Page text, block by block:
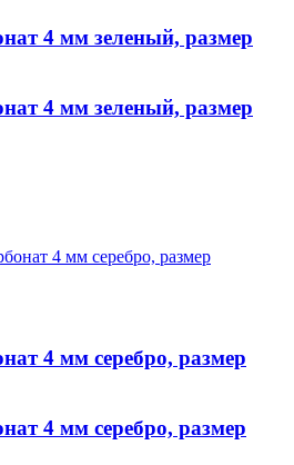
4 мм зеленый, размер
4 мм зеленый, размер
4 мм серебро, размер
4 мм серебро, размер